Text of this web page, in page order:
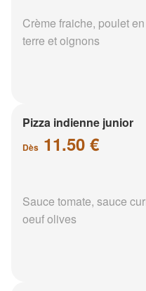
Crème fraiche, poulet
terre et oignons
Pizza indienne junior
Dès 11.50 €
Sauce tomate, sauce
oeuf olives